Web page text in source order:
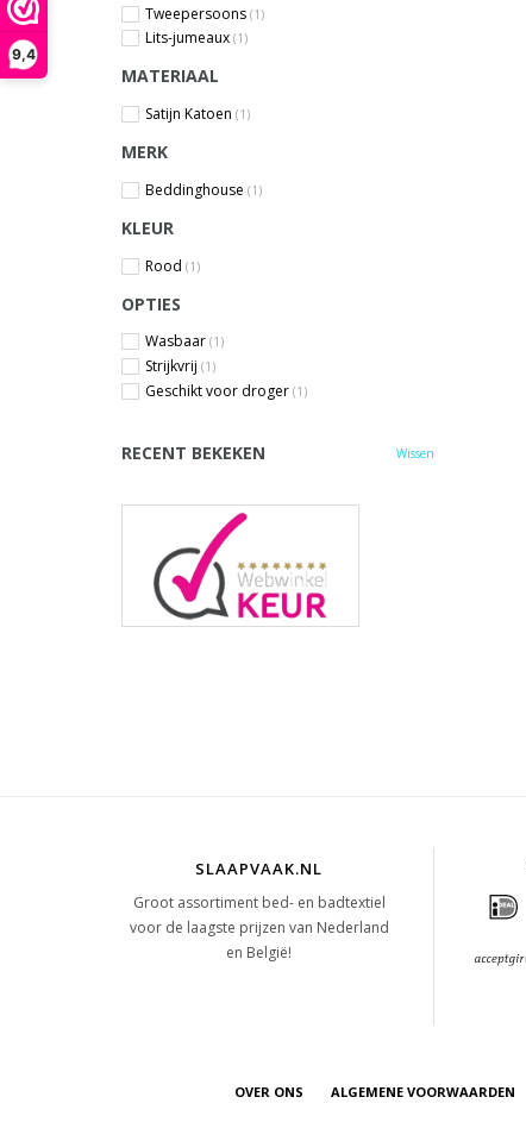
9,4
Tweepersoons (1)
Lits-jumeaux (1)
MATERIAAL
Satijn Katoen (1)
MERK
Beddinghouse (1)
KLEUR
Rood (1)
OPTIES
Wasbaar (1)
Strijkvrij (1)
Geschikt voor droger (1)
RECENT BEKEKEN Wissen
SLAAPVAAK.NL
Groot assortiment bed- en badtextiel
voor de laagste prijzen van Nederland
en België!
OVER ONS ALGEMENE VOORWAARDEN